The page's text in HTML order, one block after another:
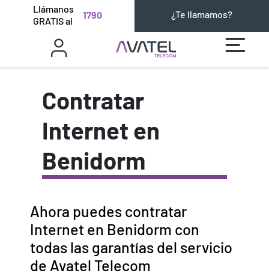
Llámanos
GRATIS al
1790 ¿Te llamamos?
Contratar
Internet en
Benidorm
Ahora puedes contratar
Internet en Benidorm con
todas las garantías del servicio
de Avatel Telecom